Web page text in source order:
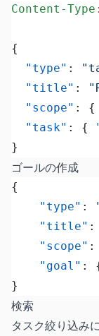
Content-Type :
{
  "type"
:
  "title"
:
  "scope"
: {
  "task"
: {
}
ゴールの作成
{
	"type"
:
	"title"
:
	"scope"
:
	"goal"
:
}
検索
タスク絞り込み